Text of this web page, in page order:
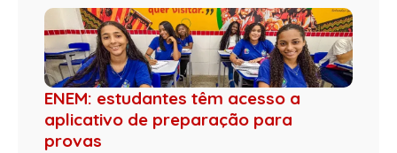
ENEM: estudantes têm acesso a
aplicativo de preparação para
provas